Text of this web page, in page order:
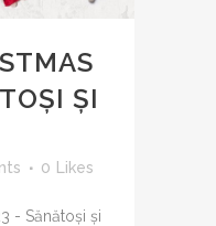
ȘI
0 Likes
- Sănătoși și